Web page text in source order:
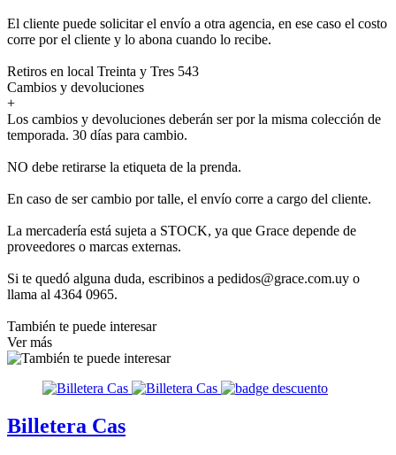
El cliente puede solicitar el envío a otra agencia, en ese caso el costo
corre por el cliente y lo abona cuando lo recibe.
Retiros en local Treinta y Tres 543
Cambios y devoluciones
+
Los cambios y devoluciones deberán ser por la misma colección de
temporada. 30 días para cambio.
NO debe retirarse la etiqueta de la prenda.
En caso de ser cambio por talle, el envío corre a cargo del cliente.
La mercadería está sujeta a STOCK, ya que Grace depende de
proveedores o marcas externas.
Si te quedó alguna duda, escribinos a pedidos@grace.com.uy o
llama al 4364 0965.
También te puede interesar
Ver más
Billetera Cas